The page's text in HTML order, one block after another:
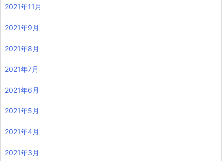
2021年11月
2021年9月
2021年8月
2021年7月
2021年6月
2021年5月
2021年4月
2021年3月